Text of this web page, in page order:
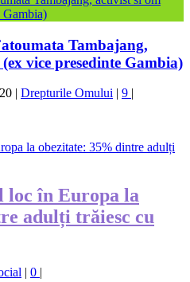
Tambajang,
vice presedinte Gambia)
| Drepturile Omului | 9 |
loc în Europa la
adulți trăiesc cu
| 0 |